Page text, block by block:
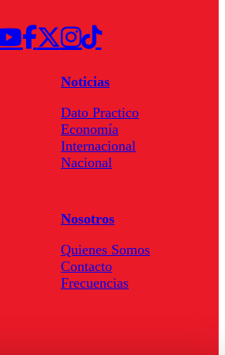
Noticias
Dato Practico
Economía
Internacional
Nacional
Nosotros
Quienes Somos
Contacto
Frecuencias